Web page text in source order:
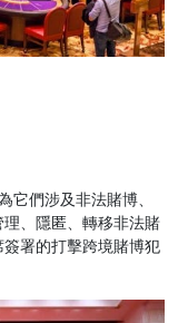
它們涉及非法賭博、
、隱匿、轉移非法賭
署的打擊跨境賭博犯